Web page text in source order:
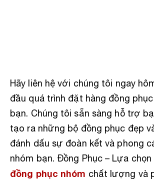
Hãy liên hệ với chúng tôi ngay
đầu quá trình đặt hàng đồng
bạn. Chúng tôi sẵn sàng hỗ trợ
tạo ra những bộ đồng phục đẹp
đánh dấu sự đoàn kết và phong
nhóm bạn. Đồng Phục – Lựa
đồng phục nhóm chất lượng và